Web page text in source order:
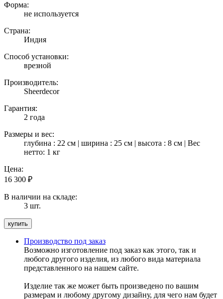
Форма:
не используется
Страна:
Индия
Способ установки:
врезной
Производитель:
Sheerdecor
Гарантия:
2 года
Размеры и вес:
глубина : 22 см | ширина : 25 см | высота : 8 см | Вес
нетто: 1 кг
Цена:
16 300 ₽
В наличии на складе:
3 шт.
Производство под заказ
Возможно изготовление под заказ как этого, так и
любого другого изделия, из любого вида материала
представленного на нашем сайте.
Изделие так же может быть произведено по вашим
размерам и любому другому дизайну, для чего нам будет